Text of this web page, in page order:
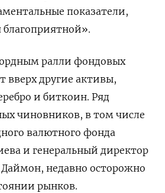
показатели,
благоприятной».
ралли фондовых
вверх другие активы,
и биткоин. Ряд
чиновников, в том числе
валютного фонда
и генеральный директор
недавно осторожно
рынков.